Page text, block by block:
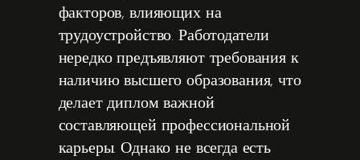
факторов, влияющих на
трудоустройство. Работодатели
нередко предъявляют требования к
наличию высшего образования, что
делает диплом важной
составляющей профессиональной
карьеры. Однако не всегда есть